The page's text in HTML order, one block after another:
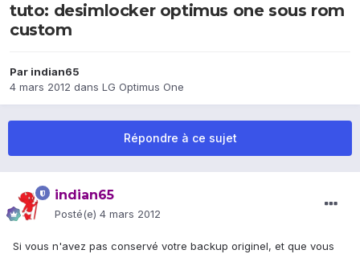
tuto: desimlocker optimus one sous rom
custom
Par indian65
4 mars 2012 dans LG Optimus One
Répondre à ce sujet
indian65
Posté(e) 4 mars 2012
Si vous n'avez pas conservé votre backup originel, et que vous